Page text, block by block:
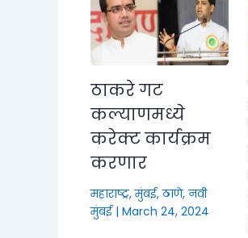
ठाकरे गट
कल्याणमध्ये
करेक्ट कार्यक्रम
करणार
महाराष्ट्र,मुंबई, ठाणे, नवी
मुंबई| March 24, 2024